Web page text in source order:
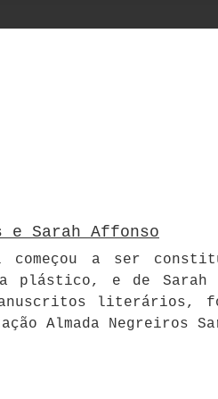
e Sarah Affonso
a ser
e de Sarah
literários,
Almada Negreiros